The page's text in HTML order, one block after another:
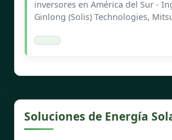
inversores en América del Sur -
Ginlong (Solis) Technologies,
Soluciones de Energía